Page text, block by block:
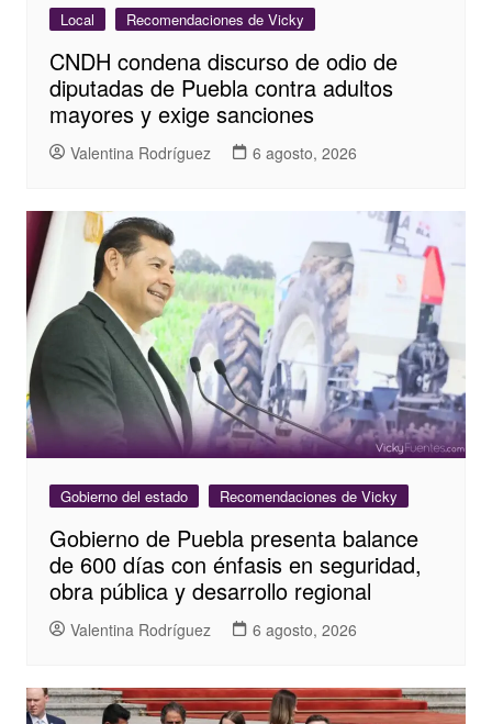
Local Recomendaciones de Vicky
CNDH condena discurso de odio de
diputadas de Puebla contra adultos
mayores y exige sanciones
Valentina Rodríguez 6 agosto, 2026
Gobierno del estado Recomendaciones de Vicky
Gobierno de Puebla presenta balance
de 600 días con énfasis en seguridad,
obra pública y desarrollo regional
Valentina Rodríguez 6 agosto, 2026